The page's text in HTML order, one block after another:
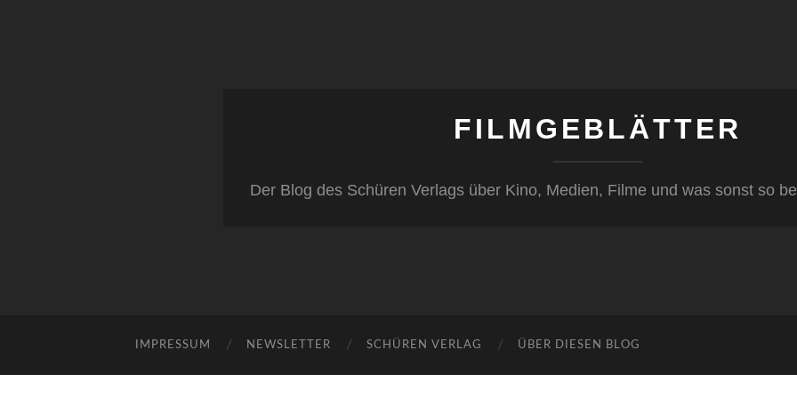
FILMGEBLÄTTER
Der Blog des Schüren Verlags über Kino, Medien, Filme und was sonst so
IMPRESSUM NEWSLETTER SCHÜREN VERLAG ÜBER DIESEN BLOG